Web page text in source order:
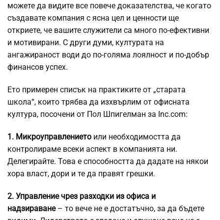
можете да видите все повече доказателства, че когато
създавате компания с ясна цел и ценности ще
откриете, че вашите служители са много по-ефективни
и мотивирани. С други думи, културата на
ангажираност води до по-голяма лоялност и по-добър
финансов успех.
Ето примерен списък на практиките от „старата
школа“, които трябва да изхвърлим от офисната
култура, посочени от Пол Шпигелман за Inc.com:
1. Микроуправлението или необходимостта да
контролираме всеки аспект в компанията ни.
Делегирайте. Това е способността да дадате на някои
хора власт, дори и те да правят грешки.
2. Управление чрез разходки из офиса и
надзираване– то вече не е достатъчно, за да бъдете